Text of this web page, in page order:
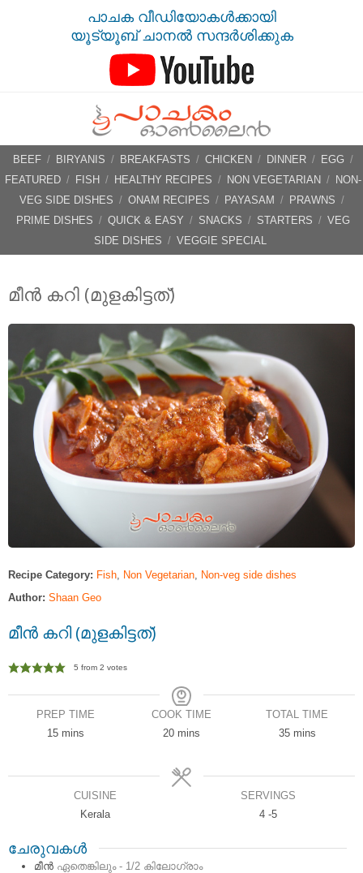
പാചക വീഡിയോകൾക്കായി
യൂട്യൂബ് ചാനൽ സന്ദർശിക്കുക
BEEF / BIRYANIS / BREAKFASTS / CHICKEN / DINNER / EGG /
FEATURED / FISH / HEALTHY RECIPES / NON VEGETARIAN / NON-
VEG SIDE DISHES / ONAM RECIPES / PAYASAM / PRAWNS /
PRIME DISHES / QUICK & EASY / SNACKS / STARTERS / VEG
SIDE DISHES / VEGGIE SPECIAL
മീന്‍ കറി (മുളകിട്ടത്‌)
Recipe Category: Fish Non Vegetarian Non-veg side dishes
Author: Shaan Geo
മീന്‍ കറി (മുളകിട്ടത്‌)
5 from2 votes
PREP TIME
15minutes
mins
COOK TIME
20minutes
mins
TOTAL TIME
35minutes
mins
CUISINE
Kerala
SERVINGS
4 -5
ചേരുവകൾ
മീന്‍ ഏതെങ്കിലും - 1/2 കിലോഗ്രാം